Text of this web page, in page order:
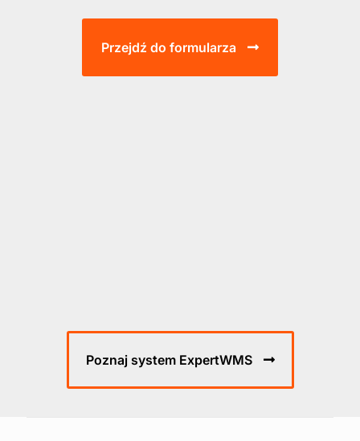
Przejdź do formularza
Poznaj system ExpertWMS